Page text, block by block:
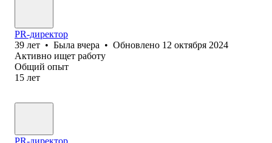
PR-директор
39 лет • Была вчера • Обновлено 12 октября 2024
Активно ищет работу
Общий опыт
15 лет
PR-директор